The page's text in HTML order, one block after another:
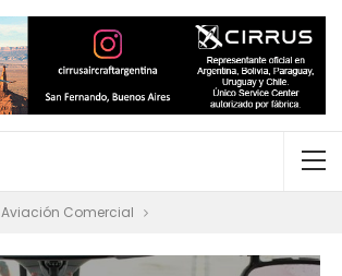
Aviación Comercial